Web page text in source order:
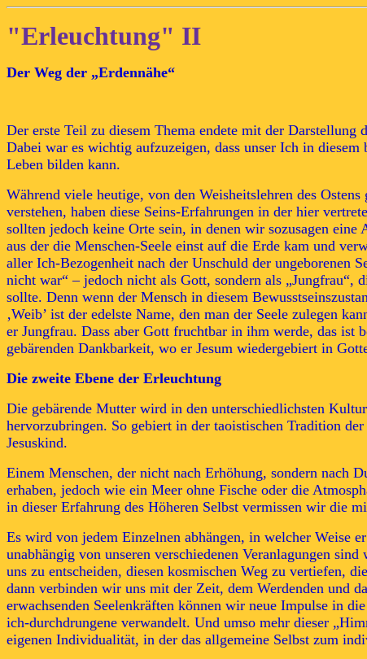
"Erleuchtung" II
Der Weg der „Erdennähe“
Der erste Teil zu diesem Thema endete mit der Darstellung
Dabei war es wichtig aufzuzeigen, dass unser Ich in
Leben bilden kann.
Während viele heutige, von den Weisheitslehren des
verstehen, haben diese Seins-Erfahrungen in der hier
sollten jedoch keine Orte sein, in denen wir sozusagen
aus der die Menschen-Seele einst auf die Erde kam und
aller Ich-Bezogenheit nach der Unschuld der ungeborenen
nicht war“ – jedoch nicht als Gott, sondern als „Jungfrau“,
sollte. Denn wenn der Mensch in diesem
‚Weib’ ist der edelste Name, den man der Seele zulegen
er Jungfrau. Dass aber Gott fruchtbar in ihm werde, das ist
gebärenden Dankbarkeit, wo er Jesum wiedergebiert in
Die zweite Ebene der Erleuchtung
Die gebärende Mutter wird in den unterschiedlichsten
hervorzubringen. So gebiert in der taoistischen Tradition
Jesuskind.
Einem Menschen, der nicht nach Erhöhung, sondern nach
erhaben, jedoch wie ein Meer ohne Fische oder die
in dieser Erfahrung des Höheren Selbst vermissen wir die
Es wird von jedem Einzelnen abhängen, in welcher Weise
unabhängig von unseren verschiedenen Veranlagungen
uns zu entscheiden, diesen kosmischen Weg zu vertiefen,
dann verbinden wir uns mit der Zeit, dem Werdenden und
erwachsenden Seelenkräften können wir neue Impulse in
ich-durchdrungene verwandelt. Und umso mehr dieser
eigenen Individualität, in der das allgemeine Selbst zum